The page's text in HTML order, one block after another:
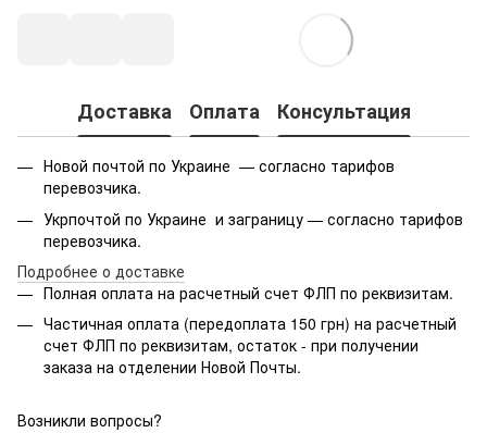
Доставка Оплата Консультация
Новой почтой по Украине — согласно тарифов
перевозчика.
Укрпочтой по Украине и заграницу — согласно тарифов
перевозчика.
Подробнее о доставке
Полная оплата на расчетный счет ФЛП по реквизитам.
Частичная оплата (передоплата 150 грн) на расчетный
счет ФЛП по реквизитам, остаток - при получении
заказа на отделении Новой Почты.
Возникли вопросы?